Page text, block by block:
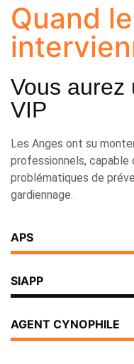
Quand
Vous aurez
VIP
Les Anges ont su
professionnels,
problématiques de
gardiennage.
APS
SIAPP
AGENT CYNOPHILE